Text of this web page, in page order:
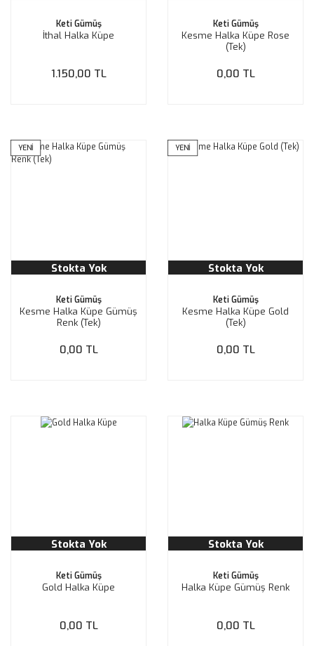
Keti Gümüş
İthal Halka Küpe
1.150,00 TL
Keti Gümüş
Kesme Halka Küpe Rose
(Tek)
0,00 TL
YENİ
Stokta Yok
Keti Gümüş
Kesme Halka Küpe Gümüş
Renk (Tek)
0,00 TL
YENİ
Stokta Yok
Keti Gümüş
Kesme Halka Küpe Gold
(Tek)
0,00 TL
Stokta Yok
Keti Gümüş
Gold Halka Küpe
0,00 TL
Stokta Yok
Keti Gümüş
Halka Küpe Gümüş Renk
0,00 TL